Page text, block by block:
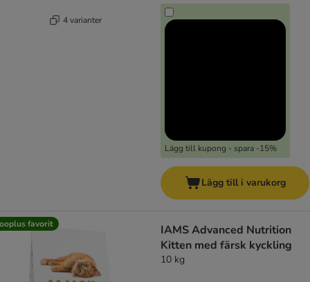
4 varianter
Lägg till kupong - spara -15%
Lägg till i varukorg
favorit
IAMS Advanced Nutrition
Kitten med färsk kyckling
10 kg